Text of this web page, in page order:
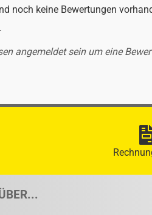
noch keine Bewertungen
angemeldet sein um eine